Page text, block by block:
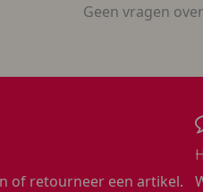
Geen vragen
of retourneer een artikel.